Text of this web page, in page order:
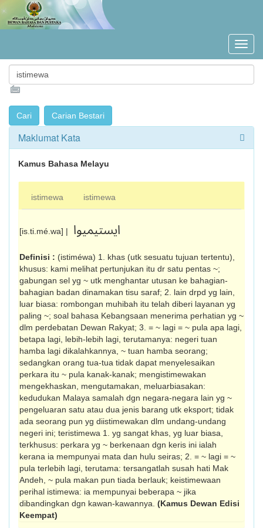
Maklumat Kata
Kamus Bahasa Melayu
istimewa istimewa
[is.ti.mé.wa] | ايستيميوا
Definisi : (istiméwa) 1. khas (utk sesuatu tujuan tertentu),
khusus: kami melihat pertunjukan itu dr satu pentas ~;
gabungan sel yg ~ utk menghantar utusan ke bahagian-
bahagian badan dinamakan tisu saraf; 2. lain drpd yg lain,
luar biasa: rombongan muhibah itu telah diberi layanan yg
paling ~; soal bahasa Kebangsaan menerima perhatian yg ~
dlm perdebatan Dewan Rakyat; 3. = ~ lagi = ~ pula apa lagi,
betapa lagi, lebih-lebih lagi, terutamanya: negeri tuan
hamba lagi dikalahkannya, ~ tuan hamba seorang;
sedangkan orang tua-tua tidak dapat menyelesaikan
perkara itu ~ pula kanak-kanak; mengistimewakan
mengekhaskan, mengutamakan, meluarbiasakan:
kedudukan Malaya samalah dgn negara-negara lain yg ~
pengeluaran satu atau dua jenis barang utk eksport; tidak
ada seorang pun yg diistimewakan dlm undang-undang
negeri ini; teristimewa 1. yg sangat khas, yg luar biasa,
terkhusus: perkara yg ~ berkenaan dgn keris ini ialah
kerana ia mempunyai mata dan hulu seiras; 2. = ~ lagi = ~
pula terlebih lagi, terutama: tersangatlah susah hati Mak
Andeh, ~ pula makan pun tiada berlauk; keistimewaan
perihal istimewa: ia mempunyai beberapa ~ jika
dibandingkan dgn kawan-kawannya. (Kamus Dewan Edisi
Keempat)